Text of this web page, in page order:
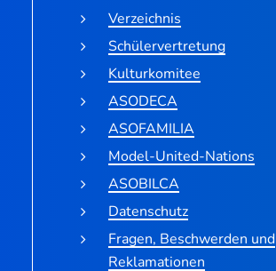
Verzeichnis
Schülervertretung
Kulturkomitee
ASODECA
ASOFAMILIA
Model-United-Nations
ASOBILCA
Datenschutz
Fragen, Beschwerden und
Reklamationen